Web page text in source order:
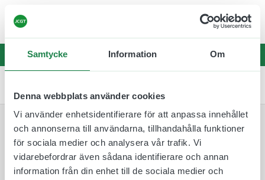
Samtycke Information Om
Denna webbplats använder cookies
Vi använder enhetsidentifierare för att anpassa innehållet
och annonserna till användarna, tillhandahålla funktioner
för sociala medier och analysera vår trafik. Vi
vidarebefordrar även sådana identifierare och annan
information från din enhet till de sociala medier och
☀️
Leveranstider kan vara något längre än
vanligt – sommarbemanning fram t.o.m v.32☀️
Lades till i varukorgen